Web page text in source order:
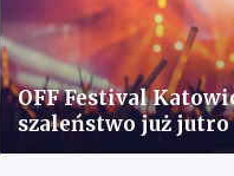
OFF Festival
szaleństwo już
Stawów!